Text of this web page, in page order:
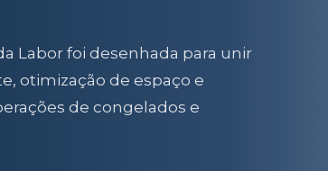
Labor foi desenhada para unir
otimização de espaço e
de congelados e